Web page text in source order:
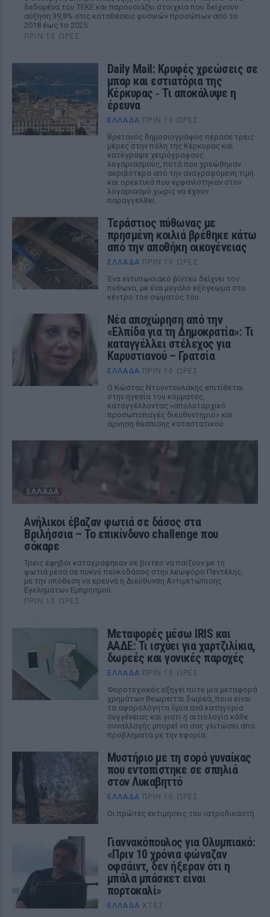
δεδομένα του ΤΕΚΕ και παρουσιάζει στοιχεία που δείχνουν
αύξηση 39,8% στις καταθέσεις φυσικών προσώπων από το
2018 έως το 2025.
ΠΡΙΝ 10 ΏΡΕΣ
Daily Mail: Κρυφές χρεώσεις σε
μπαρ και εστιατόρια της
Κέρκυρας ‑ Τι αποκάλυψε η
έρευνα
ΕΛΛΆΔΑ ΠΡΙΝ 10 ΏΡΕΣ
Βρετανός δημοσιογράφος πέρασε τρεις
μέρες στην πόλη της Κέρκυρας και
κατέγραψε χειρόγραφους
λογαριασμούς, ποτά που χρεώθηκαν
ακριβότερα από την αναγραφόμενη τιμή
και ορεκτικά που εμφανίστηκαν στον
λογαριασμό χωρίς να έχουν
παραγγελθεί.
Τεράστιος πύθωνας με
πρησμένη κοιλιά βρέθηκε κάτω
από την αποθήκη οικογένειας
ΕΛΛΆΔΑ ΠΡΙΝ 10 ΏΡΕΣ
Ένα εντυπωσιακό βίντεο δείχνει τον
πύθωνα, με ένα μεγάλο εξόγκωμα στο
κέντρο του σώματός του
Νέα αποχώρηση από την
«Ελπίδα για τη Δημοκρατία»: Τι
καταγγέλλει στέλεχος για
Καρυστιανού – Γρατσία
ΕΛΛΆΔΑ ΠΡΙΝ 10 ΏΡΕΣ
Ο Κώστας Ντουντουλάκης επιτίθεται
στην ηγεσία του κόμματος,
καταγγέλλοντας «απολυταρχικό
προσωποπαγές διευθυντήριο» και
άρνηση θέσπισης καταστατικού.
ΕΛΛΆΔΑ
Ανήλικοι έβαζαν φωτιά σε δάσος στα
Βριλήσσια – Το επικίνδυνο challenge που
σόκαρε
Τρεις έφηβοι καταγράφηκαν σε βίντεο να παίζουν με τη
φωτιά μέσα σε πυκνό πευκοδάσος στην λεωφόρο Πεντέλης,
με την υπόθεση να ερευνά η Διεύθυνση Αντιμετώπισης
Εγκλημάτων Εμπρησμού.
ΠΡΙΝ 10 ΏΡΕΣ
Μεταφορές μέσω IRIS και
ΑΑΔΕ: Τι ισχύει για χαρτζιλίκια,
δωρεές και γονικές παροχές
ΕΛΛΆΔΑ ΠΡΙΝ 10 ΏΡΕΣ
Φοροτεχνικός εξηγεί πότε μια μεταφορά
χρημάτων θεωρείται δωρεά, ποια είναι
τα αφορολόγητα όρια ανά κατηγορία
συγγένειας και γιατί η αιτιολογία κάθε
συναλλαγής μπορεί να σας γλιτώσει από
προβλήματα με την εφορία.
Μυστήριο με τη σορό γυναίκας
που εντοπίστηκε σε σπηλιά
στον Λυκαβηττό
ΕΛΛΆΔΑ ΠΡΙΝ 10 ΏΡΕΣ
Οι πρώτες εκτιμήσεις του ιατροδικαστή
Γιαννακόπουλος για Ολυμπιακό:
«Πριν 10 χρόνια φώναζαν
οφσάιντ, δεν ήξεραν ότι η
μπάλα μπάσκετ είναι
πορτοκαλί»
ΕΛΛΆΔΑ ΧΤΕΣ